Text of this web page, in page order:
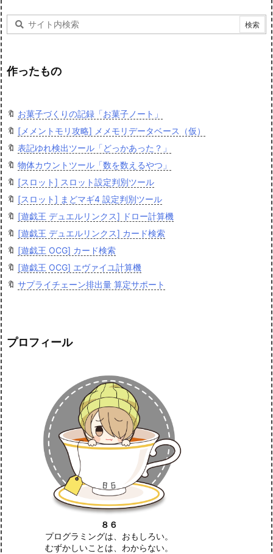
作ったもの
🔖 お菓子づくりの記録「お菓子ノート」
🔖 [メメントモリ攻略] メメモリデータベース（仮）
🔖 表記ゆれ検出ツール「どっかあった？」
🔖 物体カウントツール「数を数えるやつ」
🔖 [スロット] スロット設定判別ツール
🔖 [スロット] まどマギ4 設定判別ツール
🔖 [遊戯王 デュエルリンクス] ドロー計算機
🔖 [遊戯王 デュエルリンクス] カード検索
🔖 [遊戯王 OCG] カード検索
🔖 [遊戯王 OCG] エヴァイユ計算機
🔖 サプライチェーン排出量 算定サポート
プロフィール
８６
プログラミングは、おもしろい。
むずかしいことは、わからない。